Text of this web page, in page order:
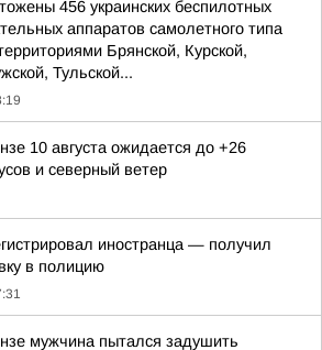
456 украинских беспилотных
аппаратов самолетного типа
Брянской, Курской,
Тульской...
10 августа ожидается до +26
и северный ветер
иностранца — получил
в полицию
мужчина пытался задушить